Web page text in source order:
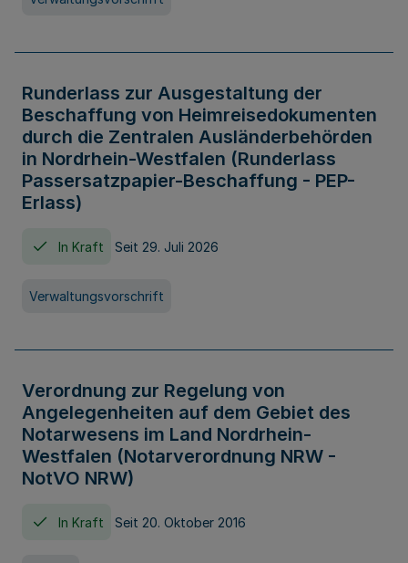
Runderlass zur Ausgestaltung der
Beschaffung von Heimreisedokumenten
durch die Zentralen Ausländerbehörden
in Nordrhein-Westfalen (Runderlass
Passersatzpapier-Beschaffung - PEP-
Erlass)
In Kraft Seit 29. Juli 2026
Verwaltungsvorschrift
Verordnung zur Regelung von
Angelegenheiten auf dem Gebiet des
Notarwesens im Land Nordrhein-
Westfalen (Notarverordnung NRW -
NotVO NRW)
In Kraft Seit 20. Oktober 2016